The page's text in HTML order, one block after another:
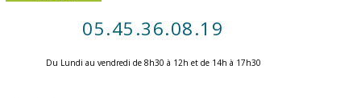
05.45.36.08.19
Du Lundi au vendredi de 8h30 à 12h et de 14h à 17h30 ​